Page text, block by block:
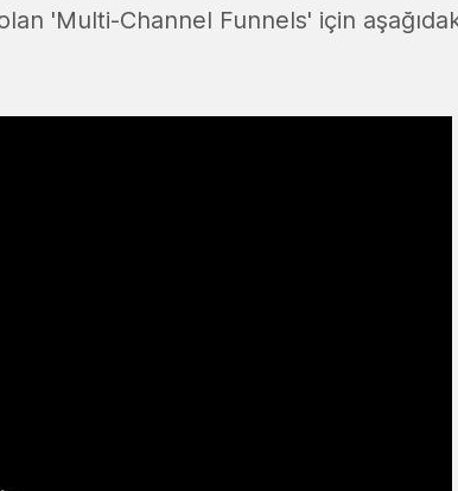
'Multi-Channel Funnels' için